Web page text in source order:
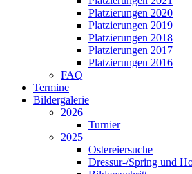
Platzierungen 2020
Platzierungen 2019
Platzierungen 2018
Platzierungen 2017
Platzierungen 2016
FAQ
Termine
Bildergalerie
2026
Turnier
2025
Ostereiersuche
Dressur-/Spring und